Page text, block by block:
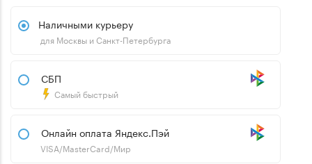
Наличными курьеру
для Москвы и Санкт-Петербурга
СБП
Самый быстрый
Онлайн оплата Яндекс.Пэй
VISA/MasterCard/Мир